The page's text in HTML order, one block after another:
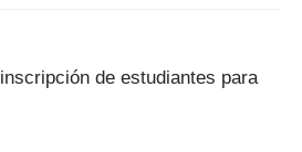
de estudiantes para